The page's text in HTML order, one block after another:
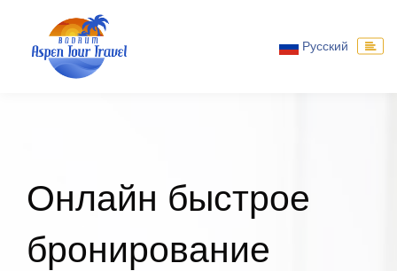
Русский
Онлайн быстрое
бронирование